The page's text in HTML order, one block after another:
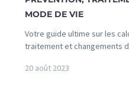
MODE DE VIE
Votre guide ultime sur les
traitement et changements
20 août 2023